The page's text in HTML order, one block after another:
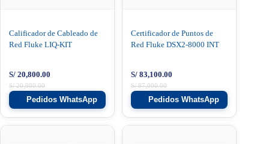
Calificador de Cableado de
Red Fluke LIQ-KIT
S/20,980.00
S/ 20,800.00
Pedidos WhatsApp
Certificador de Puntos de
Red Fluke DSX2-8000 INT
S/87,000.00
S/ 83,100.00
Pedidos WhatsApp